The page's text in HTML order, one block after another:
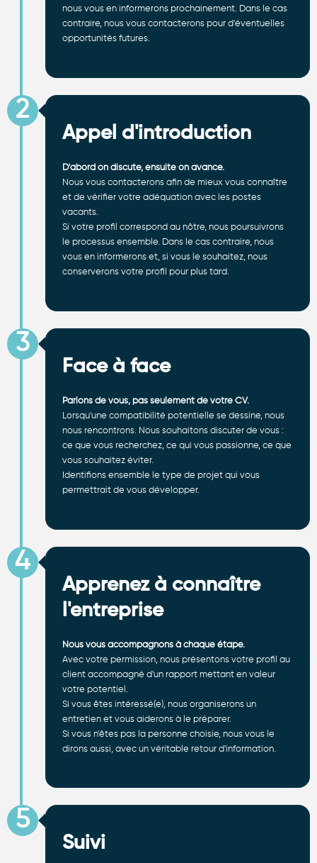
nous vous en informerons prochainement. Dans le cas
contraire, nous vous contacterons pour d'éventuelles
opportunités futures.
2
Appel d'introduction
D'abord on discute, ensuite on avance.
Nous vous contacterons afin de mieux vous connaître
et de vérifier votre adéquation avec les postes
vacants.
Si votre profil correspond au nôtre, nous poursuivrons
le processus ensemble. Dans le cas contraire, nous
vous en informerons et, si vous le souhaitez, nous
conserverons votre profil pour plus tard.
3
Face à face
Parlons de vous, pas seulement de votre CV.
Lorsqu'une compatibilité potentielle se dessine, nous
nous rencontrons. Nous souhaitons discuter de vous :
ce que vous recherchez, ce qui vous passionne, ce que
vous souhaitez éviter.
Identifions ensemble le type de projet qui vous
permettrait de vous développer.
4
Apprenez à connaître
l'entreprise
Nous vous accompagnons à chaque étape.
Avec votre permission, nous présentons votre profil au
client accompagné d'un rapport mettant en valeur
votre potentiel.
Si vous êtes intéressé(e), nous organiserons un
entretien et vous aiderons à le préparer.
Si vous n'êtes pas la personne choisie, nous vous le
dirons aussi, avec un véritable retour d'information.
5
Suivi